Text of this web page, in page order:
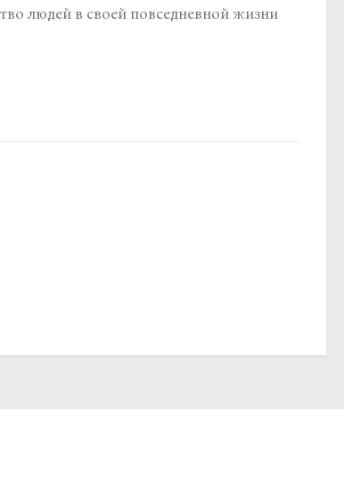
людей в своей повседневной жизни